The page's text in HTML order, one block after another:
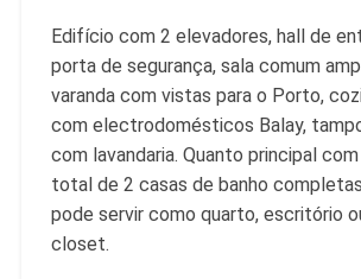
Edifício com 2 elevadores, hall de
porta de segurança, sala comum
varanda com vistas para o Porto,
com electrodomésticos Balay,
com lavandaria. Quanto principal
total de 2 casas de banho
pode servir como quarto, escritório
closet.